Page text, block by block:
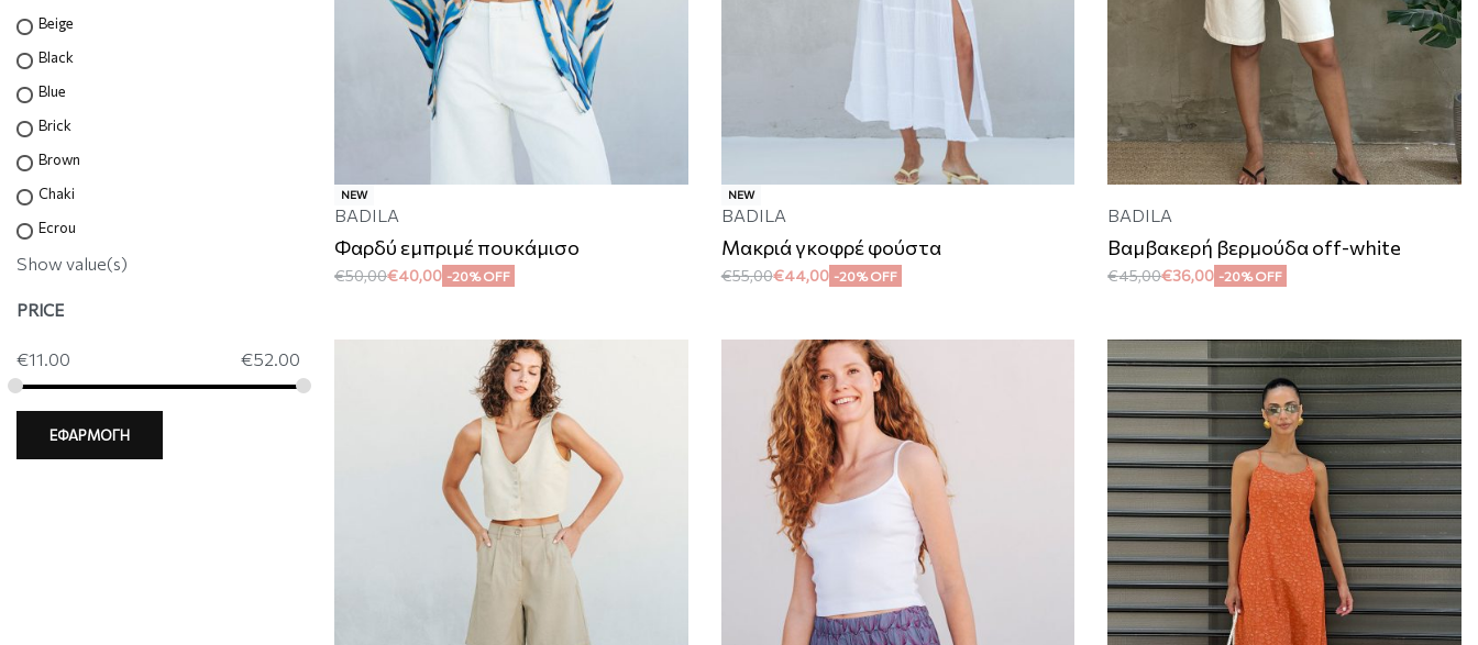
Beige
Black
Blue
Brick
Brown
Chaki
Ecrou
Show value(s)
PRICE
€11.00 €52.00
ΕΦΑΡΜΟΓΗ
NEW
BADILA
Φαρδύ εμπριμέ πουκάμισο
€50,00€40,00 -20% OFF
NEW
BADILA
Μακριά γκοφρέ φούστα
€55,00€44,00 -20% OFF
BADILA
Βαμβακερή βερμούδα off-white
€45,00€36,00 -20% OFF